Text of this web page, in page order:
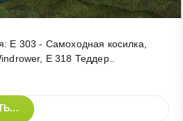
E 303 - Самоходная косилка,
Е 318 Теддер.